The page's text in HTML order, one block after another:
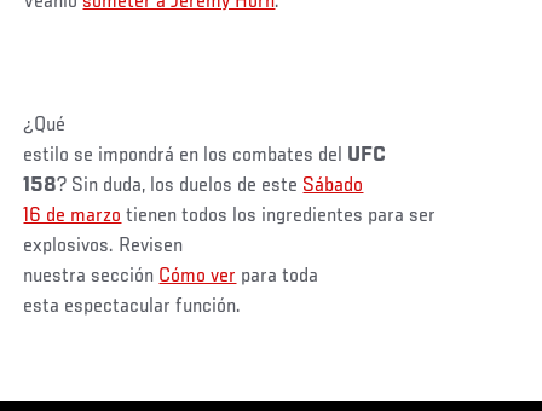
¿Qué
estilo se impondrá en los combates del UFC
158? Sin duda, los duelos de este Sábado
16 de marzo tienen todos los ingredientes para ser
explosivos. Revisen
nuestra sección Cómo ver para toda
esta espectacular función.